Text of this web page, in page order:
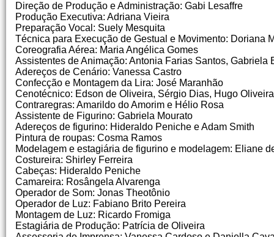
Direção de Produção e Administração: Gabi Lesaffre
Produção Executiva: Adriana Vieira
Preparação Vocal: Suely Mesquita
Técnica para Execução de Gestual e Movimento: Doriana
Coreografia Aérea: Maria Angélica Gomes
Assistentes de Animação: Antonia Farias Santos,
Adereços de Cenário: Vanessa Castro
Confecção e Montagem da Lira: José Maranhão
Cenotécnico: Edson de Oliveira, Sérgio Dias, Hugo
Contraregras: Amarildo do Amorim e Hélio Rosa
Assistente de Figurino: Gabriela Mourato
Adereços de figurino: Hideraldo Peniche e Adam Smith
Pintura de roupas: Cosma Ramos
Modelagem e estagiária de figurino e modelagem: Eliane
Costureira: Shirley Ferreira
Cabeças: Hideraldo Peniche
Camareira: Rosângela Alvarenga
Operador de Som: Jonas Theotônio
Operador de Luz: Fabiano Brito Pereira
Montagem de Luz: Ricardo Fromiga
Estagiária de Produção: Patrícia de Oliveira